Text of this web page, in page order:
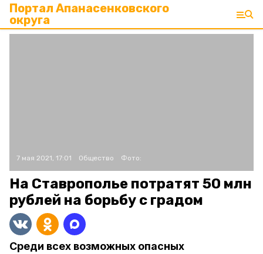
Портал Апанасенковского
округа
7 мая 2021, 17:01 Общество Фото:
На Ставрополье потратят 50 млн
рублей на борьбу с градом
Среди всех возможных опасных